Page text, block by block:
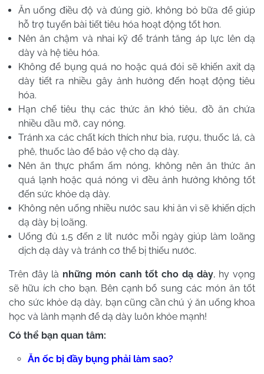
Ăn uống điều độ và đúng giờ, không bỏ bữa để giúp
hỗ trợ tuyến bài tiết tiêu hóa hoạt động tốt hơn.
Nên ăn chậm và nhai kỹ để tránh tăng áp lực lên dạ
dày và hệ tiêu hóa.
Không để bụng quá no hoặc quá đói sẽ khiến axit dạ
dày tiết ra nhiều gây ảnh hưởng đến hoạt động tiêu
hóa.
Hạn chế tiêu thụ các thức ăn khó tiêu, đồ ăn chứa
nhiều dầu mỡ, cay nóng.
Tránh xa các chất kích thích như bia, rượu, thuốc lá, cà
phê, thuốc lào để bảo vệ cho dạ dày.
Nên ăn thực phẩm ấm nóng, không nên ăn thức ăn
quá lạnh hoặc quá nóng vì đều ảnh hưởng không tốt
đến sức khỏe dạ dày.
Không nên uống nhiều nước sau khi ăn vì sẽ khiến dịch
dạ dày bị loãng.
Uống đủ 1,5 đến 2 lít nước mỗi ngày giúp làm loãng
dịch dạ dày và tránh cơ thể bị thiếu nước.
Trên đây là những món canh tốt cho dạ dày, hy vọng
sẽ hữu ích cho bạn. Bên cạnh bổ sung các món ăn tốt
cho sức khỏe dạ dày, bạn cũng cần chú ý ăn uống khoa
học và lành mạnh để dạ dày luôn khỏe mạnh!
Có thể bạn quan tâm:
Ăn ốc bị đầy bụng phải làm sao?